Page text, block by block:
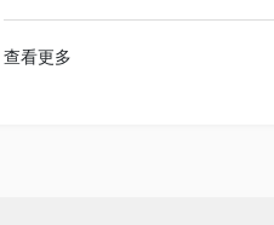
查看更多